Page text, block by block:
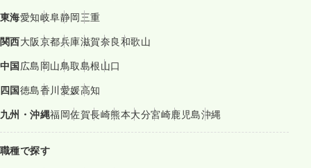
東海愛知岐阜静岡三重
関西大阪京都兵庫滋賀奈良和歌山
中国広島岡山鳥取島根山口
四国徳島香川愛媛高知
九州・沖縄福岡佐賀長崎熊本大分宮崎鹿児島沖縄
職種で探す